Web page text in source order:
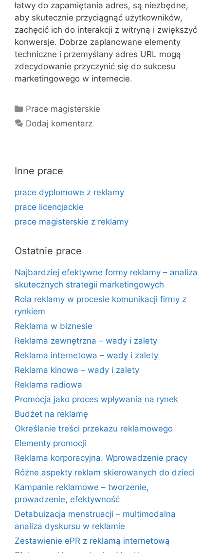
łatwy do zapamiętania adres, są niezbędne,
aby skutecznie przyciągnąć użytkowników,
zachęcić ich do interakcji z witryną i zwiększyć
konwersje. Dobrze zaplanowane elementy
techniczne i przemyślany adres URL mogą
zdecydowanie przyczynić się do sukcesu
marketingowego w internecie.
Kategorie
Prace magisterskie
Dodaj komentarz
Inne prace
prace dyplomowe z reklamy
prace licencjackie
prace magisterskie z reklamy
Ostatnie prace
Najbardziej efektywne formy reklamy – analiza
skutecznych strategii marketingowych
Rola reklamy w procesie komunikacji firmy z
rynkiem
Reklama w biznesie
Reklama zewnętrzna – wady i zalety
Reklama internetowa – wady i zalety
Reklama kinowa – wady i zalety
Reklama radiowa
Promocja jako proces wpływania na rynek
Budżet na reklamę
Określanie treści przekazu reklamowego
Elementy promocji
Reklama korporacyjna. Wprowadzenie pracy
Różne aspekty reklam skierowanych do dzieci
Kampanie reklamowe – tworzenie,
prowadzenie, efektywność
Detabuizacja menstruacji – multimodalna
analiza dyskursu w reklamie
Zestawienie ePR z reklamą internetową